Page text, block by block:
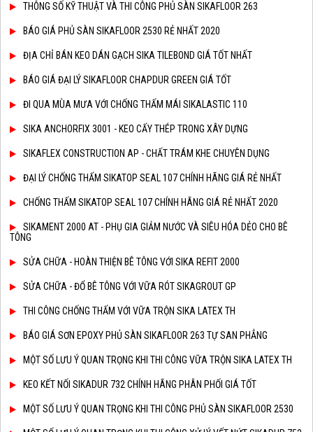
THÔNG SỐ KỸ THUẬT VÀ THI CÔNG PHỦ SÀN SIKAFLOOR 263
BÁO GIÁ PHỦ SÀN SIKAFLOOR 2530 RẺ NHẤT 2020
ĐỊA CHỈ BÁN KEO DÁN GẠCH SIKA TILEBOND GIÁ TỐT NHẤT
BÁO GIÁ ĐẠI LÝ SIKAFLOOR CHAPDUR GREEN GIÁ TỐT
ĐI QUA MÙA MƯA VỚI CHỐNG THẤM MÁI SIKALASTIC 110
SIKA ANCHORFIX 3001 - KEO CẤY THÉP TRONG XÂY DỰNG
SIKAFLEX CONSTRUCTION AP - CHẤT TRÁM KHE CHUYÊN DỤNG
ĐẠI LÝ CHỐNG THẤM SIKATOP SEAL 107 CHÍNH HÃNG GIÁ RẺ NHẤT
CHỐNG THẤM SIKATOP SEAL 107 CHÍNH HÃNG GIÁ RẺ NHẤT 2020
SIKAMENT 2000 AT - PHỤ GIA GIẢM NƯỚC VÀ SIÊU HÓA DẺO CHO BÊ
TÔNG
SỬA CHỮA - HOÀN THIỆN BÊ TÔNG VỚI SIKA REFIT 2000
SỬA CHỮA - ĐỔ BÊ TÔNG VỚI VỮA RÓT SIKAGROUT GP
THI CÔNG CHỐNG THẤM VỚI VỮA TRỘN SIKA LATEX TH
BÁO GIÁ SƠN EPOXY PHỦ SÀN SIKAFLOOR 263 TỰ SAN PHẲNG
MỘT SỐ LƯU Ý QUAN TRỌNG KHI THI CÔNG VỮA TRỘN SIKA LATEX TH
KEO KẾT NỐI SIKADUR 732 CHÍNH HÃNG PHÂN PHỐI GIÁ TỐT
MỘT SỐ LƯU Ý QUAN TRỌNG KHI THI CÔNG PHỦ SÀN SIKAFLOOR 2530